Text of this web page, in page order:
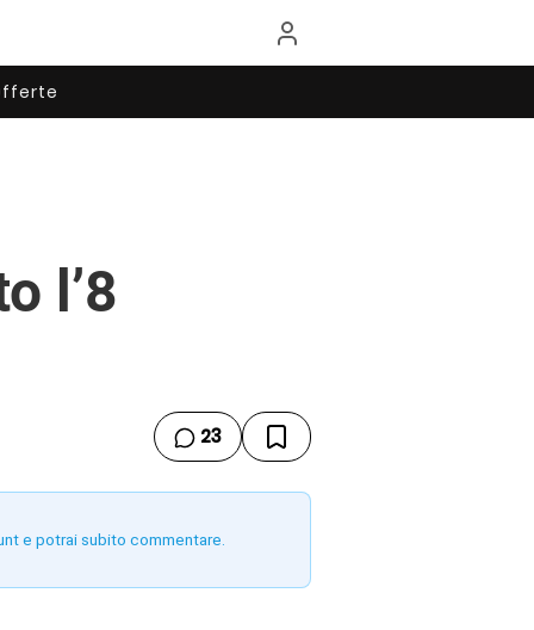
l’8
23
e potrai subito commentare.